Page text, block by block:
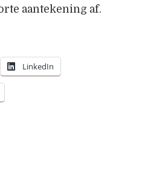
aantekening af.
LinkedIn